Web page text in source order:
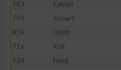
763
Fabian
794
Robert
859
Ulrich
716
Rolf
538
Heidi